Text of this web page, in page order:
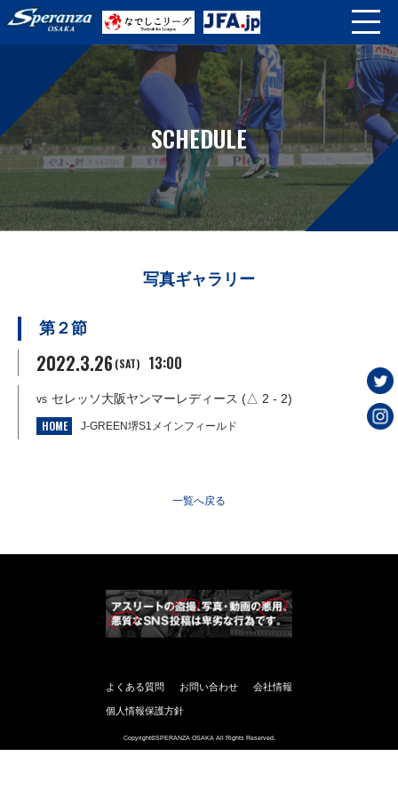
SCHEDULE
写真ギャラリー
第２節
2022.3.26 (SAT) 13:00
vs セレッソ大阪ヤンマーレディース (△ 2 - 2)
HOME J-GREEN堺S1メインフィールド
一覧へ戻る
よくある質問 お問い合わせ 会社情報
個人情報保護方針
Copyright©SPERANZA OSAKA All Rights Reserved.